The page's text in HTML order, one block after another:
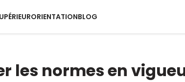
ORIENTATIONBLOG
les normes en